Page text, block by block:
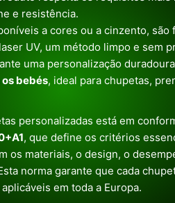
e resistência.
a cores ou a cinzento, são
UV, um método limpo e sem
uma personalização
bebés, ideal para chupetas,
personalizadas está em
, que define os critérios
os materiais, o design, o
norma garante que cada
em toda a Europa.